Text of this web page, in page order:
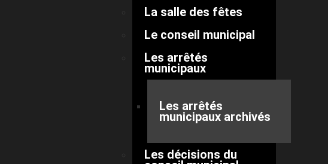
La salle des fêtes
Le conseil municipal
Les arrêtés
municipaux
Les arrêtés
municipaux archivés
Les décisions du